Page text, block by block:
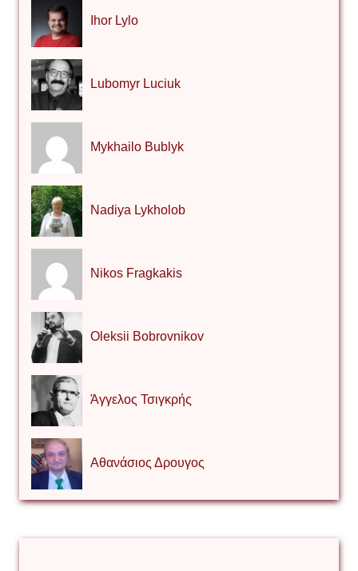
Ihor Lylo
Lubomyr Luciuk
Mykhailo Bublyk
Nadiya Lykholob
Nikos Fragkakis
Oleksii Bobrovnikov
Άγγελος Τσιγκρής
Αθανάσιος Δρουγος